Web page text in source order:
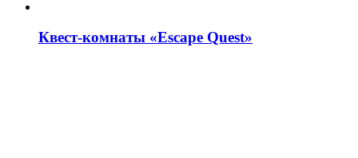
Квест-комнаты «Escape Quest»